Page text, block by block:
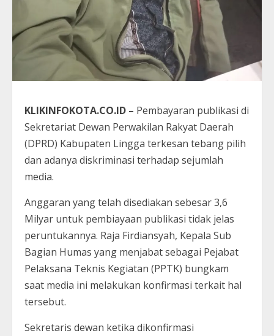
KLIKINFOKOTA.CO.ID – Pembayaran publikasi di
Sekretariat Dewan Perwakilan Rakyat Daerah
(DPRD) Kabupaten Lingga terkesan tebang pilih
dan adanya diskriminasi terhadap sejumlah
media.
Anggaran yang telah disediakan sebesar 3,6
Milyar untuk pembiayaan publikasi tidak jelas
peruntukannya. Raja Firdiansyah, Kepala Sub
Bagian Humas yang menjabat sebagai Pejabat
Pelaksana Teknis Kegiatan (PPTK) bungkam
saat media ini melakukan konfirmasi terkait hal
tersebut.
Sekretaris dewan ketika dikonfirmasi